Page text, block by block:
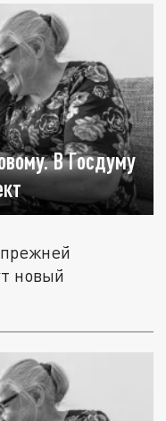
В Госдуму
новый